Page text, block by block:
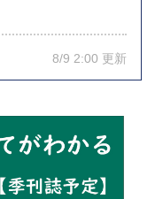
8/9 2:00 更新